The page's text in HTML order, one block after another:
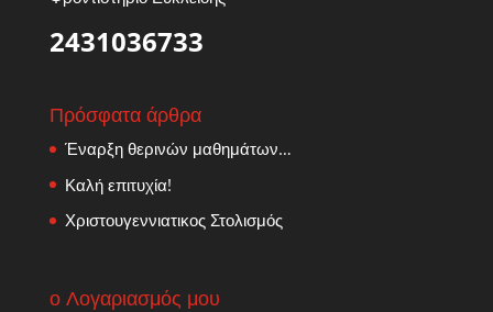
2431036733
Πρόσφατα άρθρα
Έναρξη θερινών μαθημάτων…
Καλή επιτυχία!
Χριστουγεννιατικος Στολισμός
ο Λογαριασμός μου